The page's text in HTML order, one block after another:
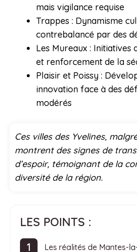
mais vigilance requise
Trappes : Dynamisme
contrebalancé par des
Les Mureaux : Initiatives
et renforcement de la
Plaisir et Poissy :
innovation face à des
modérés
Ces villes des Yvelines,
montrent des signes de
d’espoir, témoignant de la
diversité de la région.
LES POINTS :
Les réalités de Mantes-